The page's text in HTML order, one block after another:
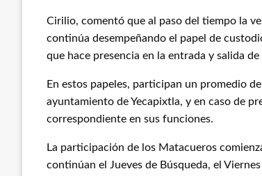
Cirilio, comentó que al paso del tiempo la
continúa desempeñando el papel de
que hace presencia en la entrada y salida
En estos papeles, participan un promedio
ayuntamiento de Yecapixtla, y en caso de
correspondiente en sus funciones.
La participación de los Matacueros
continúan el Jueves de Búsqueda, el